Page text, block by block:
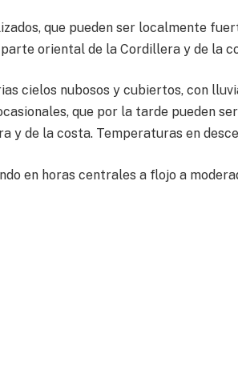
que pueden ser localmente
oriental de la Cordillera y de la
cielos nubosos y cubiertos, con
que por la tarde pueden
y de la costa. Temperaturas en
en horas centrales a flojo a